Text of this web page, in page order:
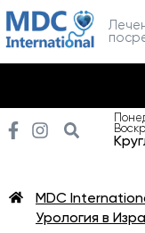
MDC
Урология в